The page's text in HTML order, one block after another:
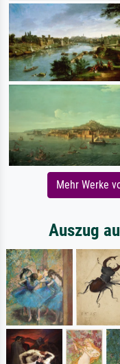
Mehr Werke
Auszug